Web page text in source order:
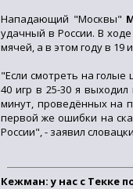
Нападающий "Москвы"
удачный в России. В
мячей, а в этом году в 19
"Если смотреть на
40 игр в 25-30 я
минут, проведённых на
первой же ошибки на
России", - заявил
Кежман: у нас с Текке